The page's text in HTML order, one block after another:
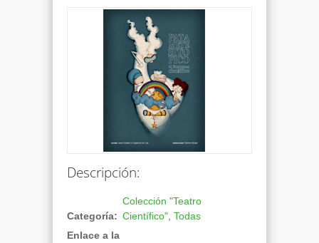
Descripción:
Categoría:
Colección "Teatro
Científico" Todas
Enlace a la